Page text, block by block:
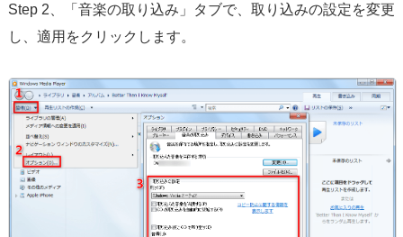
Step 2、「音楽の取り込み」タブで、取り込みの設定を変更
し、適用をクリックします。